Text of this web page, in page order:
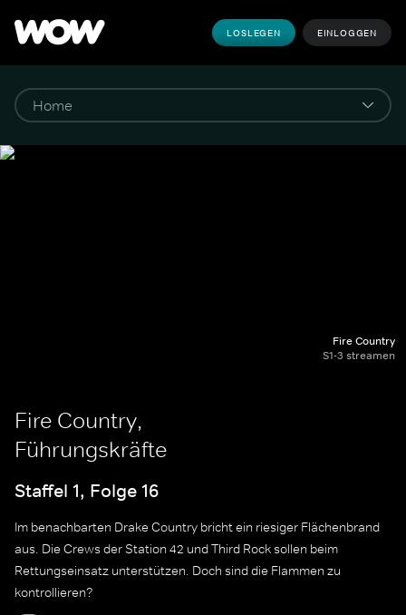
LOSLEGEN EINLOGGEN
Fire Country
S1-3 streamen
Fire Country,
Führungskräfte
Staffel 1, Folge 16
Im benachbarten Drake Country bricht ein riesiger Flächenbrand
aus. Die Crews der Station 42 und Third Rock sollen beim
Rettungseinsatz unterstützen. Doch sind die Flammen zu
kontrollieren?